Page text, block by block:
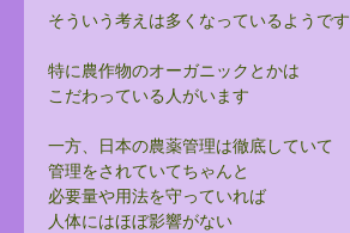
そういう考えは多くなっているようです
特に農作物のオーガニックとかは
こだわっている人がいます
一方、日本の農薬管理は徹底していて
管理をされていてちゃんと
必要量や用法を守っていれば
人体にはほぼ影響がない